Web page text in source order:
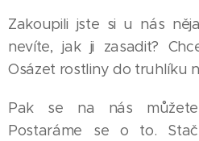
Zakoupili jste si u nás
nevíte, jak ji zasadit?
Osázet rostliny do truhlíku
Pak se na nás
Postaráme se o to.